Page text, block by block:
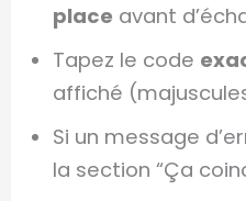
place avant
Tapez le code
affiché
Si un message
la section “Ça